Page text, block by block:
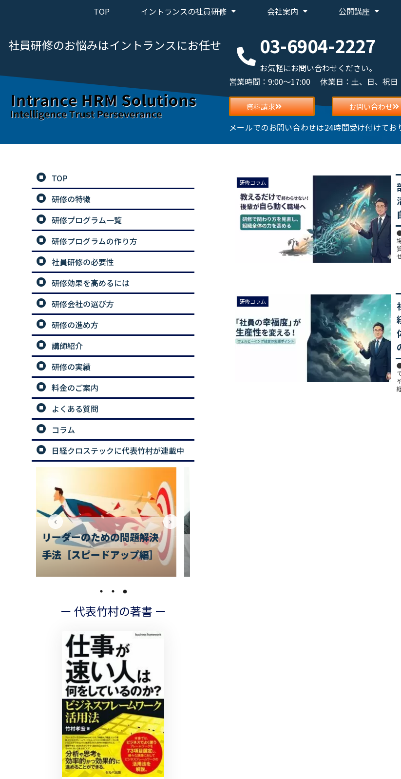
TOP イントランスの社員研修 会社案内 公開講座
社員研修のお悩みはイントランスにお任せ 03-6904-2227
お気軽にお問い合わせください。
営業時間：9:00～17:00 休業日：土、日、祝日
資料請求 お問い合わせ
メールでのお問い合わせは24時間受け付けてお
研修コラム
研修コラム
TOP
研修の特徴
研修プログラム一覧
研修プログラムの作り方
社員研修の必要性
研修効果を高めるには
研修会社の選び方
研修の進め方
講師紹介
研修の実績
料金のご案内
よくある質問
コラム
日経クロステックに代表竹村が連載中
チームのお悩み相談室
ー 代表竹村の著書 ー